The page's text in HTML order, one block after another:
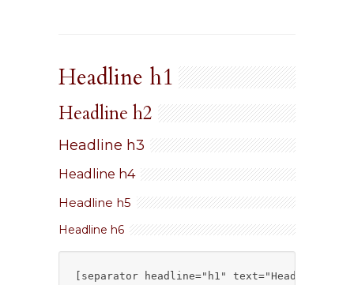
Headline h1
Headline h2
Headline h3
Headline h4
Headline h5
Headline h6
[separator headline="h1" text="Headline h1"]